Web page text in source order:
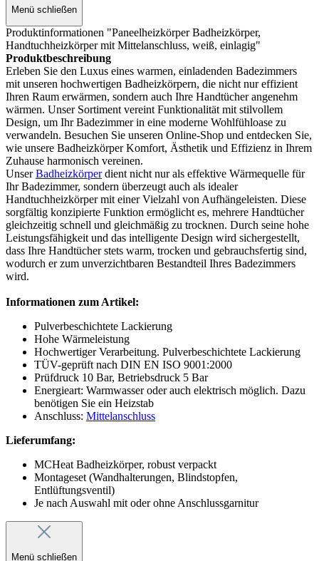
Menü schließen
Produktinformationen "Paneelheizkörper Badheizkörper,
Handtuchheizkörper mit Mittelanschluss, weiß, einlagig"
Produktbeschreibung
Erleben Sie den Luxus eines warmen, einladenden Badezimmers
mit unseren hochwertigen Badheizkörpern, die nicht nur effizient
Ihren Raum erwärmen, sondern auch Ihre Handtücher angenehm
wärmen. Unser Sortiment vereint Funktionalität mit stilvollem
Design, um Ihr Badezimmer in eine moderne Wohlfühloase zu
verwandeln. Besuchen Sie unseren Online-Shop und entdecken Sie,
wie unsere Badheizkörper Komfort, Ästhetik und Effizienz in Ihrem
Zuhause harmonisch vereinen.
UnserBadheizkörperdient nicht nur als effektive Wärmequelle für
Ihr Badezimmer, sondern überzeugt auch als idealer
Handtuchheizkörper mit einer Vielzahl von Aufhängeleisten. Diese
sorgfältig konzipierte Funktion ermöglicht es, mehrere Handtücher
gleichzeitig schnell und gleichmäßig zu trocknen. Durch seine hohe
Leistungsfähigkeit und das intelligente Design wird sichergestellt,
dass Ihre Handtücher stets warm, trocken und gebrauchsfertig sind,
wodurch er zum unverzichtbaren Bestandteil Ihres Badezimmers
wird.
Informationen zum Artikel:
Pulverbeschichtete Lackierung
Hohe Wärmeleistung
Hochwertiger Verarbeitung. Pulverbeschichtete Lackierung
TÜV-geprüft nach DIN EN ISO 9001:2000
Prüfdruck 10 Bar, Betriebsdruck 5 Bar
Energieart: Warmwasser oder auch elektrisch möglich. Dazu
benötigen Sie ein Heizstab
Anschluss: Mittelanschluss
Lieferumfang:
MCHeat Badheizkörper, robust verpackt
Montageset (Wandhalterungen, Blindstopfen,
Entlüftungsventil)
Je nach Auswahl mit oder ohne Anschlussgarnitur
Menü schließen